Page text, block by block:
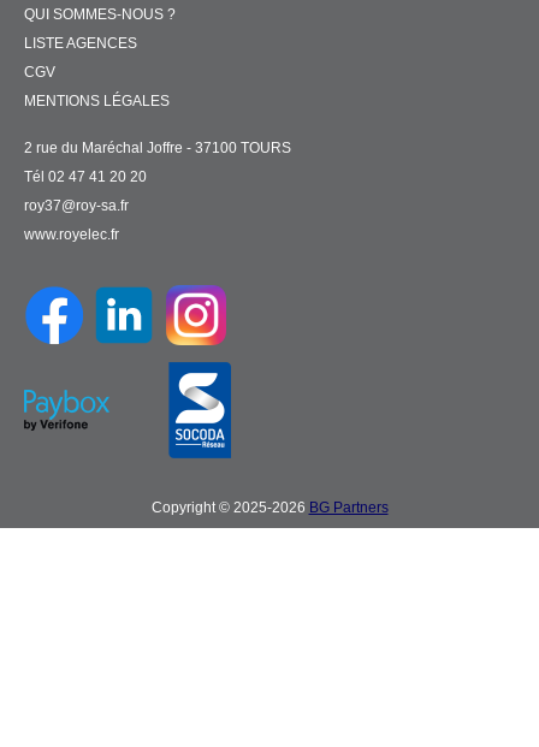
QUI SOMMES-NOUS ?
LISTE AGENCES
CGV
MENTIONS LÉGALES
2 rue du Maréchal Joffre - 37100 TOURS
Tél 02 47 41 20 20
roy37@roy-sa.fr
www.royelec.fr
Copyright © 2025-2026 BG Partners